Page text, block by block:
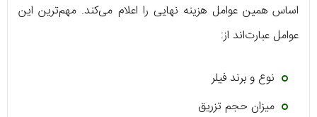
اساس همین عوامل هزینه نهایی را اعلام می‌کند. مهم‌ترین این
عوامل عبارت‌اند از:
نوع و برند فیلر
میزان حجم تزریق